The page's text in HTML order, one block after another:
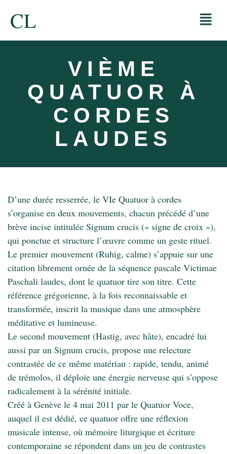
CL
VIÈME
QUATUOR À
CORDES
LAUDES
D’une durée resserrée, le VIe Quatuor à cordes
s’organise en deux mouvements, chacun précédé d’une
brève incise intitulée Signum crucis (« signe de croix »),
qui ponctue et structure l’œuvre comme un geste rituel.
Le premier mouvement (Ruhig, calme) s’appuie sur une
citation librement ornée de la séquence pascale Victimae
Paschali laudes, dont le quatuor tire son titre. Cette
référence grégorienne, à la fois reconnaissable et
transformée, inscrit la musique dans une atmosphère
méditative et lumineuse.
Le second mouvement (Hastig, avec hâte), encadré lui
aussi par un Signum crucis, propose une relecture
contrastée de ce même matériau : rapide, tendu, animé
de trémolos, il déploie une énergie nerveuse qui s’oppose
radicalement à la sérénité initiale.
Créé à Genève le 4 mai 2011 par le Quatuor Voce,
auquel il est dédié, ce quatuor offre une réflexion
musicale intense, où mémoire liturgique et écriture
contemporaine se répondent dans un jeu de contrastes